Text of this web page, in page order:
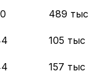
489 тыс
105 тыс
157 тыс